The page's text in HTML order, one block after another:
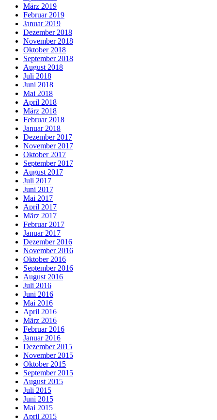
März 2019
Februar 2019
Januar 2019
Dezember 2018
November 2018
Oktober 2018
September 2018
August 2018
Juli 2018
Juni 2018
Mai 2018
April 2018
März 2018
Februar 2018
Januar 2018
Dezember 2017
November 2017
Oktober 2017
September 2017
August 2017
Juli 2017
Juni 2017
Mai 2017
April 2017
März 2017
Februar 2017
Januar 2017
Dezember 2016
November 2016
Oktober 2016
September 2016
August 2016
Juli 2016
Juni 2016
Mai 2016
April 2016
März 2016
Februar 2016
Januar 2016
Dezember 2015
November 2015
Oktober 2015
September 2015
August 2015
Juli 2015
Juni 2015
Mai 2015
April 2015